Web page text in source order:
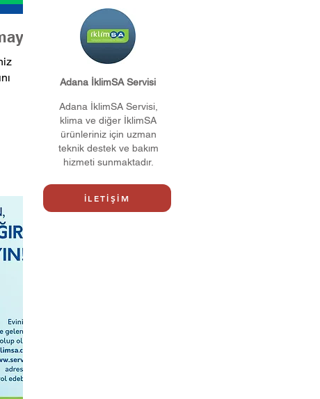
Adana İklimSA Servisi
Adana İklimSA Servisi,
klima ve diğer İklimSA
ürünleriniz için uzman
teknik destek ve bakım
hizmeti sunmaktadır.
İLETİŞİM